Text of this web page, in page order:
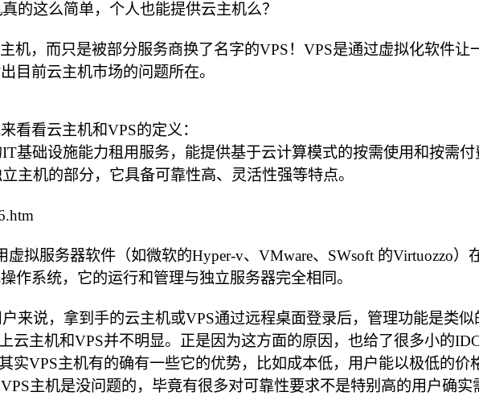
的这么简单，个人也能提供云主机么？
机，而只是被部分服务商换了名字的VPS！VPS是通过虚拟化软件
目前云主机市场的问题所在。
看看云主机和VPS的定义：
基础设施能力租用服务，能提供基于云计算模式的按需使用和按需
主机的部分，它具备可靠性高、灵活性强等特点。
虚拟服务器软件（如微软的Hyper-v、VMware、SWsoft 的Virtuozzo
作系统，它的运行和管理与独立服务器完全相同。
来说，拿到手的云主机或VPS通过远程桌面登录后，管理功能是类
云主机和VPS并不明显。正是因为这方面的原因，也给了很多小的
VPS主机有的确有一些它的优势，比如成本低，用户能以极低的价
主机是没问题的，毕竟有很多对可靠性要求不是特别高的用户确实